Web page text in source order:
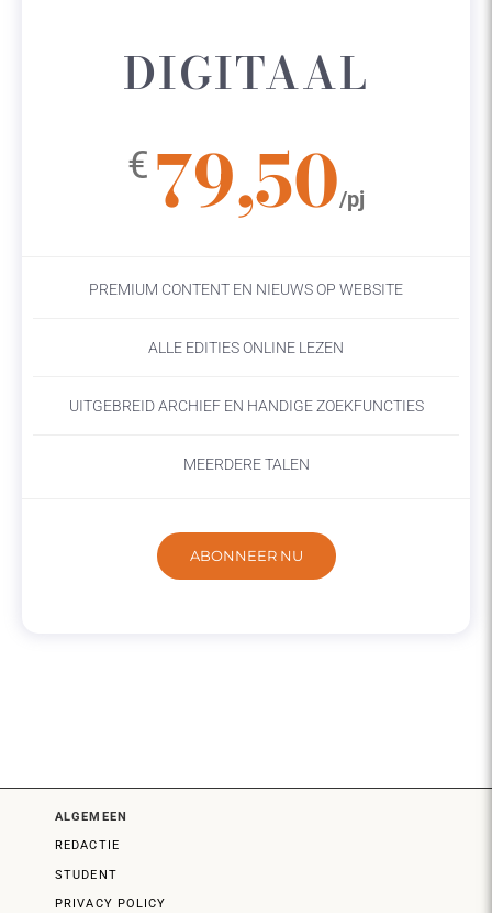
DIGITAAL
€ 79,50/pj
PREMIUM CONTENT EN NIEUWS OP WEBSITE
ALLE EDITIES ONLINE LEZEN
UITGEBREID ARCHIEF EN HANDIGE ZOEKFUNCTIES
MEERDERE TALEN
ABONNEER NU
ALGEMEEN
REDACTIE
STUDENT
PRIVACY POLICY